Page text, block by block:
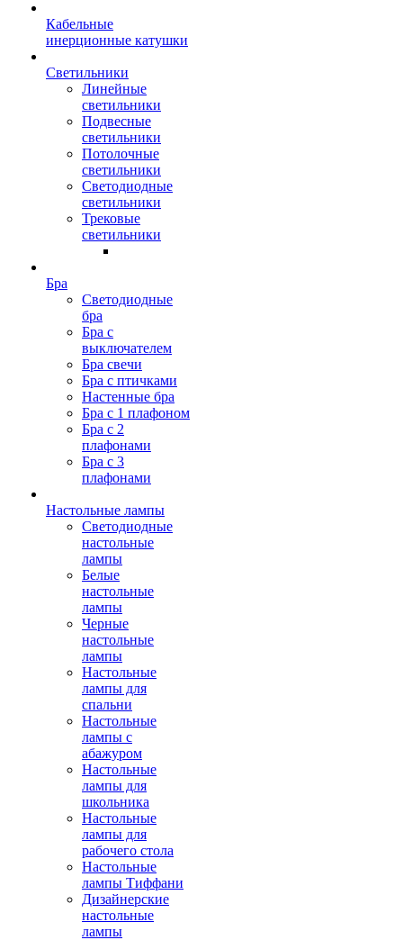
Кабельные
инерционные катушки
Светильники
Линейные
светильники
Подвесные
светильники
Потолочные
светильники
Светодиодные
светильники
Трековые
светильники
Бра
Светодиодные
бра
Бра с
выключателем
Бра свечи
Бра с птичками
Настенные бра
Бра с 1 плафоном
Бра с 2
плафонами
Бра с 3
плафонами
Настольные лампы
Светодиодные
настольные
лампы
Белые
настольные
лампы
Черные
настольные
лампы
Настольные
лампы для
спальни
Настольные
лампы с
абажуром
Настольные
лампы для
школьника
Настольные
лампы для
рабочего стола
Настольные
лампы Тиффани
Дизайнерские
настольные
лампы